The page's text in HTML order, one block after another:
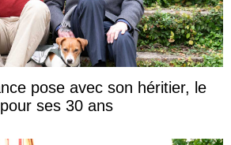
pose avec son héritier, le
ses 30 ans